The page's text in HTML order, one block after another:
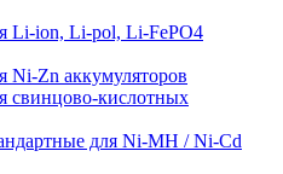
Li-ion, Li-pol, Li-FePO4
Ni-Zn аккумуляторов
свинцово-кислотных
для Ni-MH / Ni-Cd